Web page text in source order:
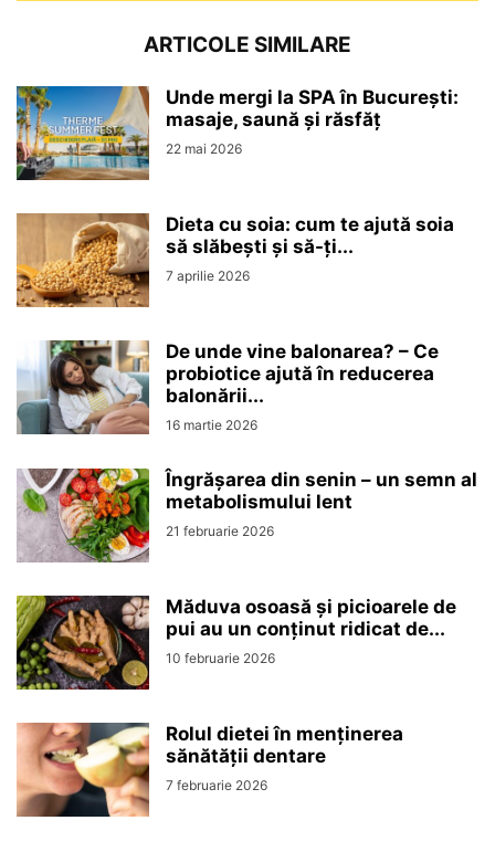
ARTICOLE SIMILARE
Unde mergi la SPA în București:
masaje, saună și răsfăț
22 mai 2026
Dieta cu soia: cum te ajută soia
să slăbești și să-ți...
7 aprilie 2026
De unde vine balonarea? – Ce
probiotice ajută în reducerea
balonării...
16 martie 2026
Îngrășarea din senin – un semn al
metabolismului lent
21 februarie 2026
Măduva osoasă și picioarele de
pui au un conținut ridicat de...
10 februarie 2026
Rolul dietei în menținerea
sănătății dentare
7 februarie 2026